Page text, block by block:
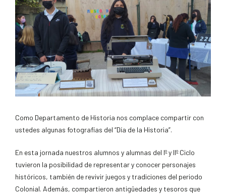
Como Departamento de Historia nos complace compartir con
ustedes algunas fotografías del “Día de la Historia”.
En esta jornada nuestros alumnos y alumnas del Iº y IIº Ciclo
tuvieron la posibilidad de representar y conocer personajes
históricos, también de revivir juegos y tradiciones del periodo
Colonial. Además, compartieron antigüedades y tesoros que